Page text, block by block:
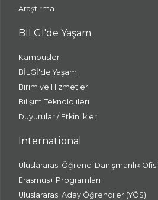
Araştırma
BİLGİ'de Yaşam
Kampüsler
BİLGİ'de Yaşam
Birim ve Hizmetler
Bilişim Teknolojileri
Duyurular / Etkinlikler
International
Uluslararası Öğrenci Danışmanlık Ofisi
Erasmus+ Programları
Uluslararası Aday Öğrenciler (YÖS)